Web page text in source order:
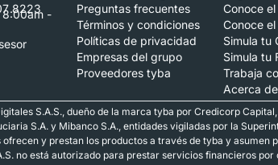
8223
8:00am -
Preguntas frecuentes
Términos y condiciones
Políticas de privacidad
Empresas del grupo
Proveedores tyba
Conoce
Conoce
Simula tu
Simula tu
Trabaja
Acerca
S.A.S., dueño de la marca tyba por Credicorp
S.A. y Mibanco S.A., entidades vigiladas por la
ofrecen y prestan los productos a través de tyba y
no está autorizado para prestar servicios financieros por